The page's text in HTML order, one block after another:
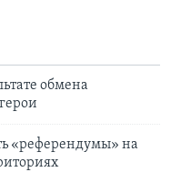
обмена
«референдумы» на